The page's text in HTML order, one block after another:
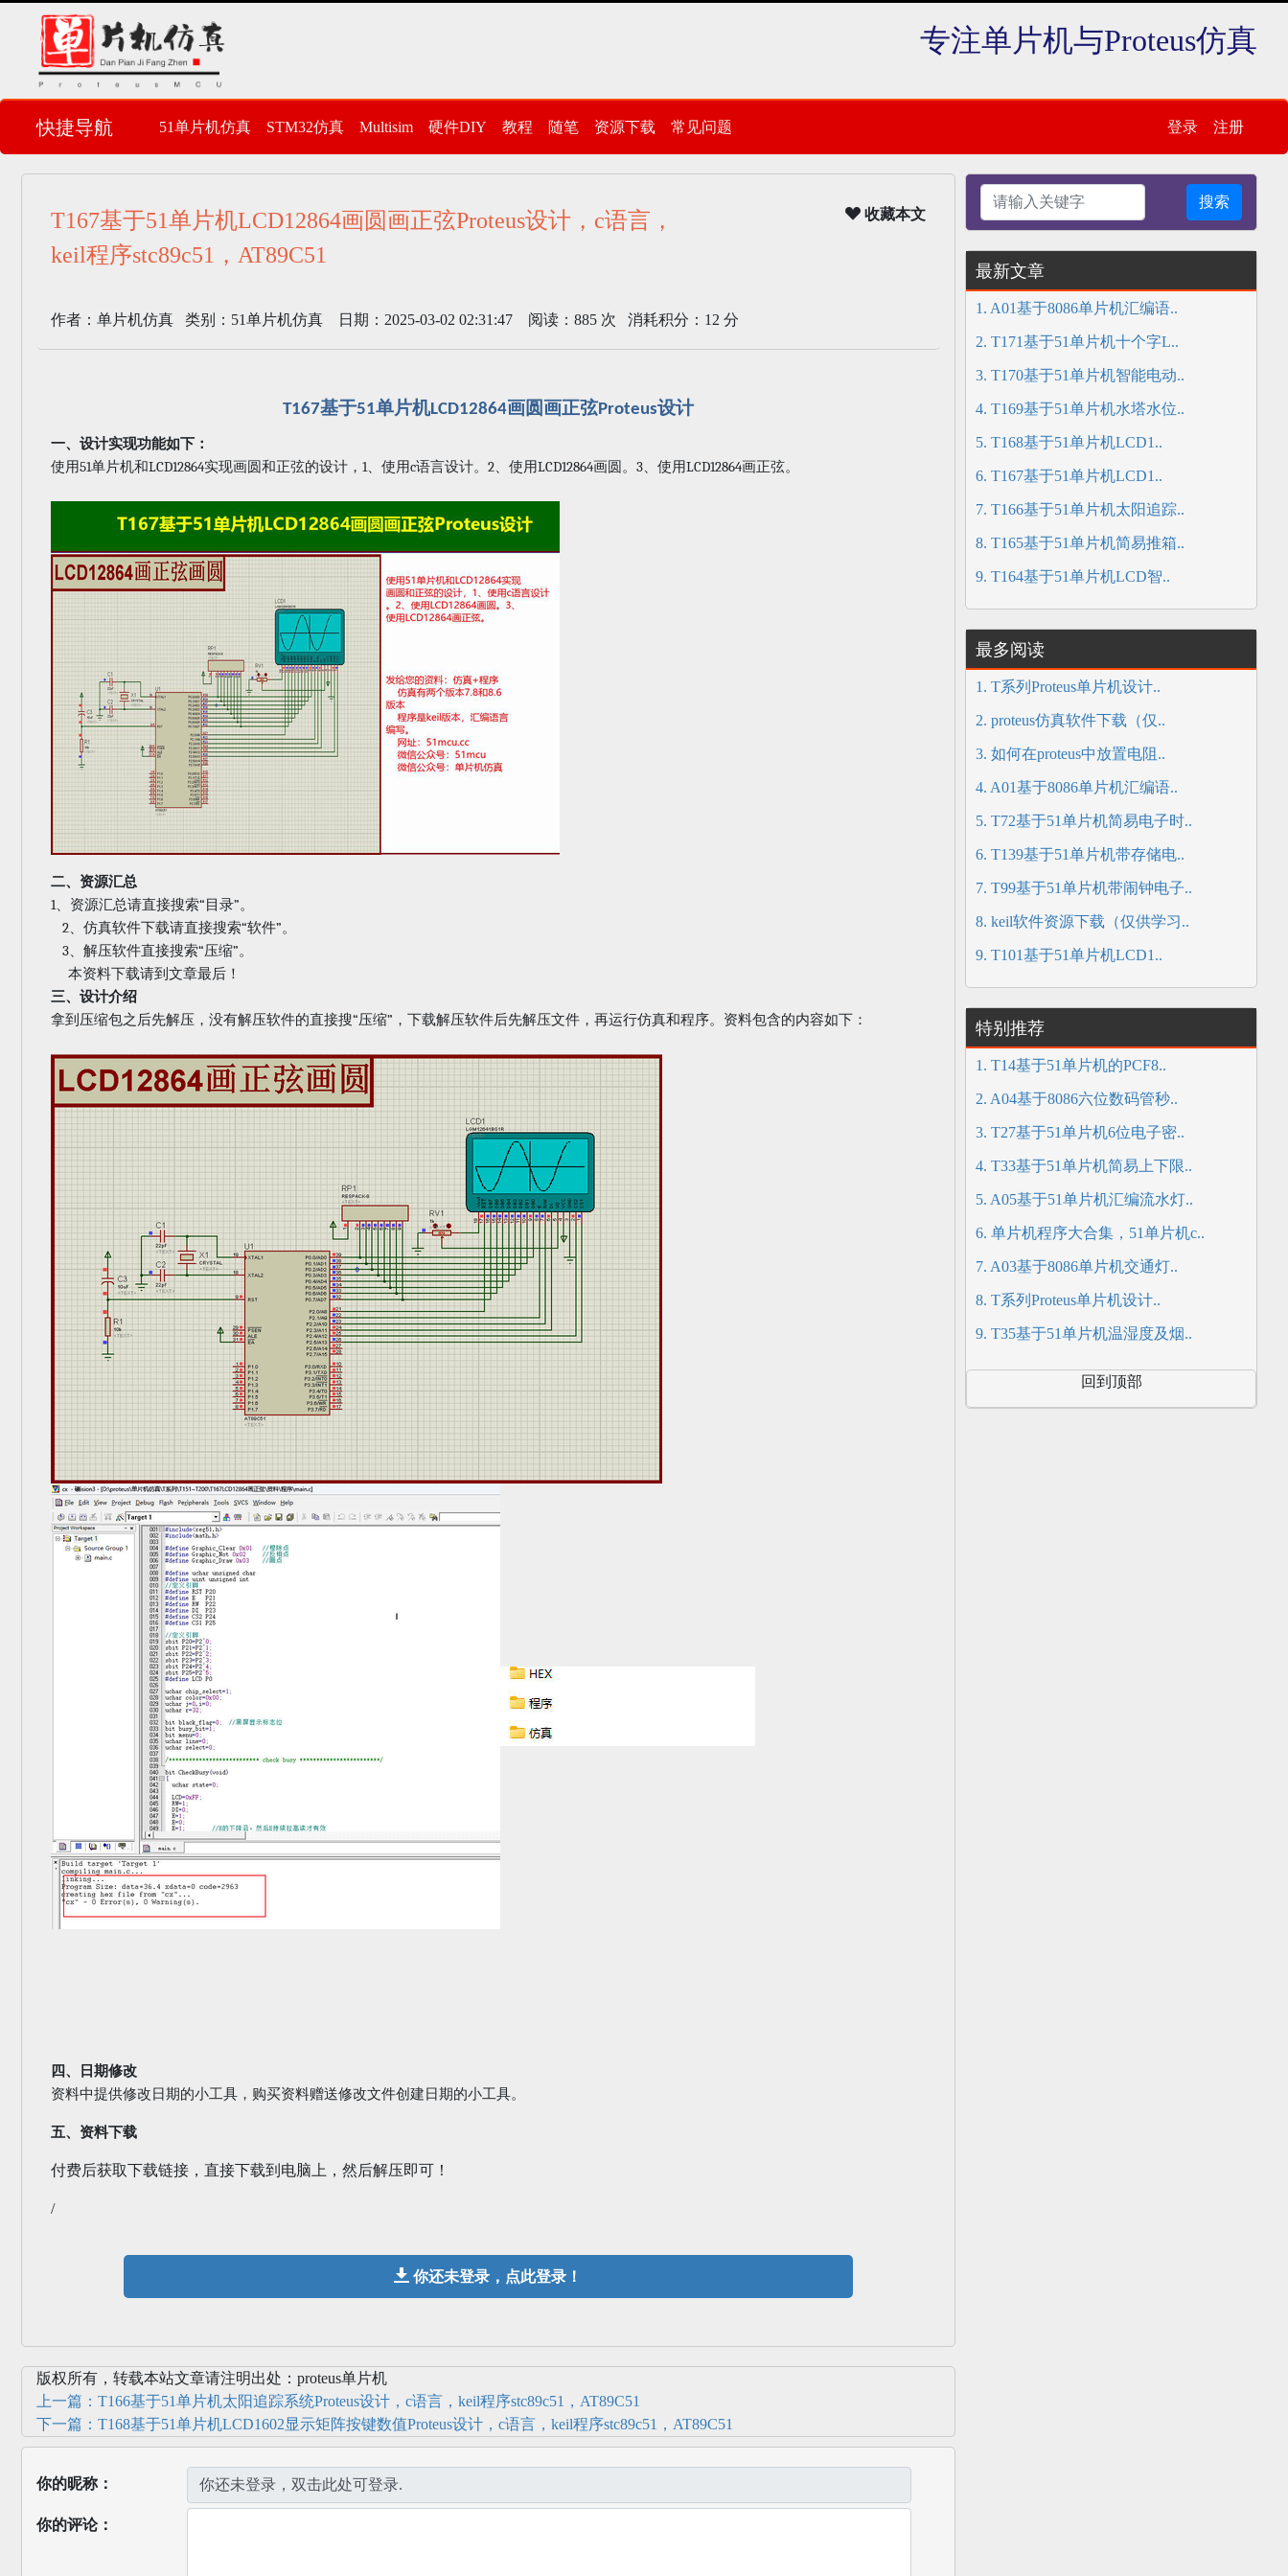
专注单片机与Proteus仿真
快捷导航 51单片机仿真 STM32仿真 Multisim 硬件DIY 教程 随笔 资源下载 常见问题 登录 注册
T167基于51单片机LCD12864画圆画正弦Proteus设计，c语言，
keil程序stc89c51，AT89C51
收藏本文
作者：单片机仿真 类别：51单片机仿真 日期：2025-03-02 02:31:47 阅读：885 次 消耗积分：12 分
T167基于51单片机LCD12864画圆画正弦Proteus设计
一、设计实现功能如下：
使用51单片机和LCD12864实现画圆和正弦的设计， 1 、使用c语言设计。 2 、使用LCD12864画圆。 3 、使用LCD12864画正弦。
二、资源汇总
1 、资源汇总请直接搜索“ 目录”。
2 、仿真软件下载请直接搜索“软件”。
3 、解压软件直接搜索“压缩”。
本资料下载请到文章最后！
三、设计介绍
拿到压缩包之后先解压，没有解压软件的直接搜“压缩” ，下载解压软件后先解压文件，再运行仿真和程序。资料包含的内容如下：
四、日期修改
资料中提供修改日期的小工具，购买资料赠送修改文件创建日期的小工具。
五、资料下载
付费后获取下载链接，直接下载到电脑上，然后解压即可！
/
你还未登录，点此登录！
版权所有，转载本站文章请注明出处：proteus单片机
上一篇：T166基于51单片机太阳追踪系统Proteus设计，c语言，keil程序stc89c51，AT89C51
下一篇：T168基于51单片机LCD1602显示矩阵按键数值Proteus设计，c语言，keil程序stc89c51，AT89C51
你的昵称：
你的评论：
搜索
最新文章
1. A01基于8086单片机汇编语..
2. T171基于51单片机十个字L..
3. T170基于51单片机智能电动..
4. T169基于51单片机水塔水位..
5. T168基于51单片机LCD1..
6. T167基于51单片机LCD1..
7. T166基于51单片机太阳追踪..
8. T165基于51单片机简易推箱..
9. T164基于51单片机LCD智..
最多阅读
1. T系列Proteus单片机设计..
2. proteus仿真软件下载（仅..
3. 如何在proteus中放置电阻..
4. A01基于8086单片机汇编语..
5. T72基于51单片机简易电子时..
6. T139基于51单片机带存储电..
7. T99基于51单片机带闹钟电子..
8. keil软件资源下载（仅供学习..
9. T101基于51单片机LCD1..
特别推荐
1. T14基于51单片机的PCF8..
2. A04基于8086六位数码管秒..
3. T27基于51单片机6位电子密..
4. T33基于51单片机简易上下限..
5. A05基于51单片机汇编流水灯..
6. 单片机程序大合集，51单片机c..
7. A03基于8086单片机交通灯..
8. T系列Proteus单片机设计..
9. T35基于51单片机温湿度及烟..
回到顶部